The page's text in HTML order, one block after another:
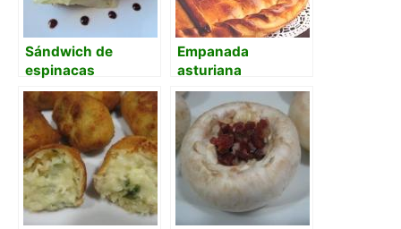
Sándwich de
espinacas
salteadas,
berenjena frita y
jamón con hilito de
miel
Empanada
asturiana